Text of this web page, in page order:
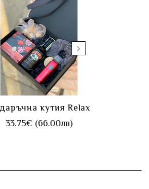
кутия Relax
33.75€ (66.00лв)
КУПИ